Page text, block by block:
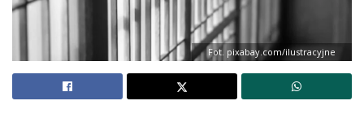
Fot. pixabay.com/ilustracyjne